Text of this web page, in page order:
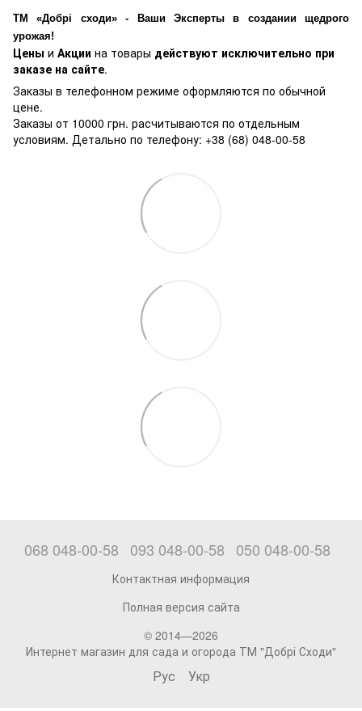
ТМ «Добрі сходи» - Ваши Эксперты в создании щедрого
урожая!
Цены и Акции на товары действуют исключительно при
заказе на сайте.
Заказы в телефонном режиме оформляются по обычной
цене.
Заказы от 10000 грн. расчитываются по отдельным
условиям. Детально по телефону: +38 (68) 048-00-58
068 048-00-58 093 048-00-58 050 048-00-58
Контактная информация
Полная версия сайта
© 2014—2026
Интернет магазин для сада и огорода ТМ "Добрі Сходи"
Рус Укр